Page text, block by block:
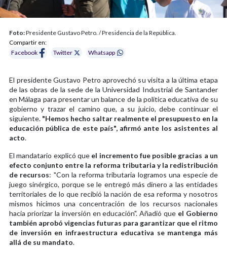
Foto:Presidente Gustavo Petro. / Presidencia de la República.
Compartir en:
Facebook
Twitter Whatsapp
El presidente Gustavo Petro aprovechó su visita a la última etapa
de las obras de la sede de la Universidad Industrial de Santander
en Málaga para presentar un balance de la política educativa de su
gobierno y trazar el camino que, a su juicio, debe continuar el
siguiente. "Hemos hecho saltar realmente el presupuesto en la
educación pública de este país", afirmó ante los asistentes al
acto.
El mandatario explicó que el incremento fue posible gracias a un
efecto conjunto entre la reforma tributaria y la redistribución
de recursos: "Con la reforma tributaria logramos una especie de
juego sinérgico, porque se le entregó más dinero a las entidades
territoriales de lo que recibió la nación de esa reforma y nosotros
mismos hicimos una concentración de los recursos nacionales
hacia priorizar la inversión en educación". Añadió que el Gobierno
también aprobó vigencias futuras para garantizar que el ritmo
de inversión en infraestructura educativa se mantenga más
allá de su mandato.